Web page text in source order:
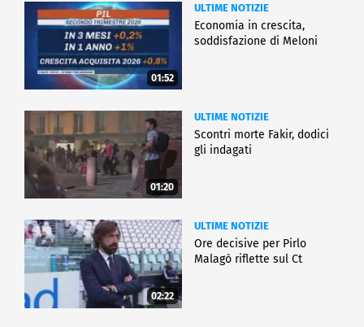
01:52
ULTIME NOTIZIE
Economia in crescita,
soddisfazione di Meloni
01:20
ULTIME NOTIZIE
Scontri morte Fakir, dodici
gli indagati
02:22
ULTIME NOTIZIE
Ore decisive per Pirlo
Malagò riflette sul Ct